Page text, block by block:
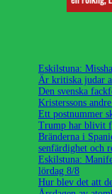
Eskilstuna:
Är kritiska judar
Den svenska
Kristerssons
Ett postnummer
Trump har blivit
Bränderna i
senfärdighet och
Eskilstuna:
lördag 8/8
Hur blev det att